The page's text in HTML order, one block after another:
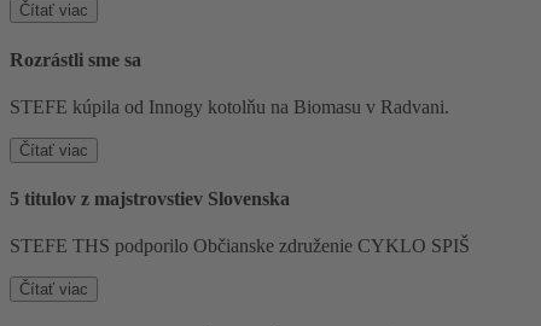
Čítať viac
Rozrástli sme sa
STEFE kúpila od Innogy kotolňu na Biomasu v Radvani.
Čítať viac
5 titulov z majstrovstiev Slovenska
STEFE THS podporilo Občianske združenie CYKLO SPIŠ
Čítať viac